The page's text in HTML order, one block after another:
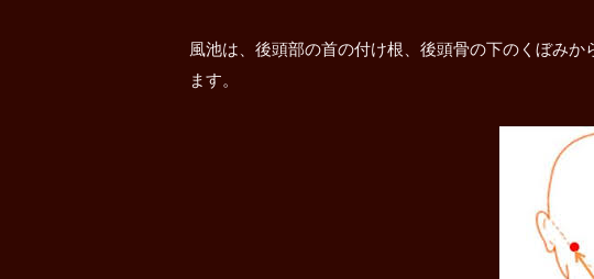
風池は、後頭部の首の付け根、後頭骨の下のくぼみ
ます。